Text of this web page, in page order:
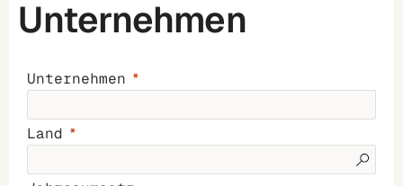
Unternehmen
Unternehmen
Land